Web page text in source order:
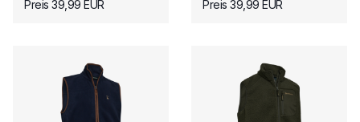
Preis 39,99 EUR Preis 39,99 EUR